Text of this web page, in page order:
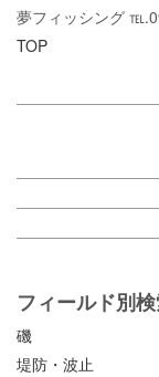
夢フィッシング
TOP
フィールド別
磯
堤防・波止